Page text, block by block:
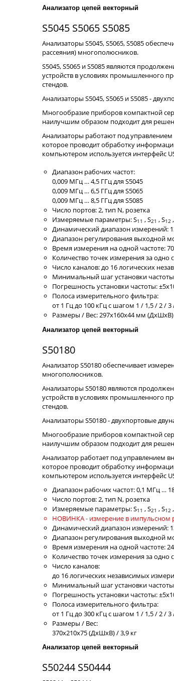
Анализатор цепей векторный
S5045 S5065 S5085
Анализаторы S5045, S5065, S5085
рассеяния) многополюсников.
S5045, S5065 и S5085 являются
устройств в условиях промышленного
стендов.
Анализаторы S5045, S5065 и S5085 -
Многообразие приборов компактной
наилучшим образом подходит для
Диапазон рабочих частот:
0,009 МГц … 4,5 ГГц для S5045
0,009 МГц … 6,5 ГГц для S5065
0,009 МГц … 8,5 ГГц для S5085
Число портов: 2, тип N, розетка
Измеряемые параметры: S11 , S21 , S12
Динамический диапазон измерений:
Диапазон регулирования выходной
Время измерения на одной частоте:
Количество точек измерения за одно
Число каналов: до 16 логических
Минимальный шаг установки
Погрешность установки частоты:
Полоса измерительного фильтра:
от 1 Гц до 100 кГц с шагом 1 / 1,5 / 2 / 3
Размеры / Вес: 297x160x44 мм (ДxШxВ)
Анализатор цепей векторный
S50180
Анализатор S50180 обеспечивает
многополюсников.
Анализаторы S50180 являются
устройств в условиях промышленного
стендов.
Анализаторы S50180 - двухпортовые
Многообразие приборов компактной
наилучшим образом подходит для
Анализатор работает под управлением
которое проводит обработку
компьютером используется интерфейс
Диапазон рабочих частот: 0,1 МГц …
Число портов: 2, тип N, розетка
Измеряемые параметры: S11 , S21 , S12
НОВИНКА - измерение в импульсном
Динамический диапазон измерений:
Диапазон регулирования выходной
Время измерения на одной частоте:
Количество точек измерения за одно
Число каналов:
до 16 логических независимых
Минимальный шаг установки
Погрешность установки частоты:
Полоса измерительного фильтра:
от 1 Гц до 300 кГц с шагом 1 / 1,5 / 2 / 3
Размеры / Вес:
370х210х75 (ДxШxВ) / 3,9 кг
Анализатор цепей векторный
S50244 S50444